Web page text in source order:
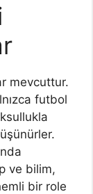
mevcuttur.
futbol
ve bilim,
bir role